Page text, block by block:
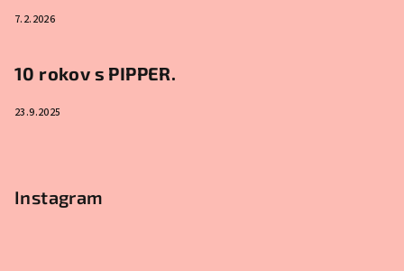
7.2.2026
10 rokov s PIPPER.
23.9.2025
Instagram